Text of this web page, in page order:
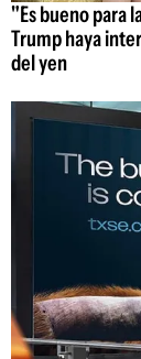
"Es bueno para
Trump haya
del yen